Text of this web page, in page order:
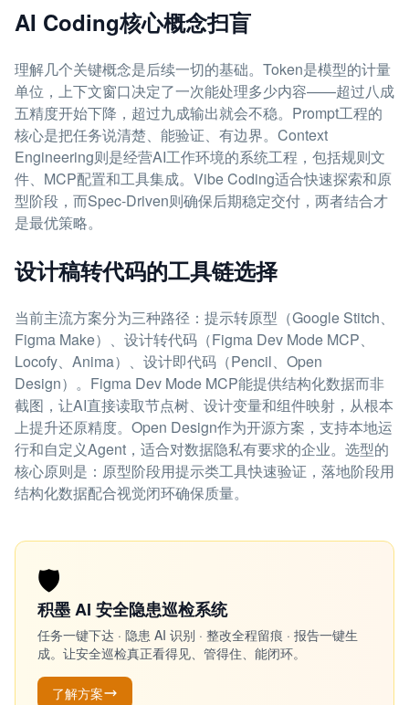
AI Coding核心概念扫盲
理解几个关键概念是后续一切的基础。Token是模型的计量
单位，上下文窗口决定了一次能处理多少内容——超过八成
五精度开始下降，超过九成输出就会不稳。Prompt工程的
核心是把任务说清楚、能验证、有边界。Context
Engineering则是经营AI工作环境的系统工程，包括规则文
件、MCP配置和工具集成。Vibe Coding适合快速探索和原
型阶段，而Spec-Driven则确保后期稳定交付，两者结合才
是最优策略。
设计稿转代码的工具链选择
当前主流方案分为三种路径：提示转原型（Google Stitch、
Figma Make）、设计转代码（Figma Dev Mode MCP、
Locofy、Anima）、设计即代码（Pencil、Open
Design）。Figma Dev Mode MCP能提供结构化数据而非
截图，让AI直接读取节点树、设计变量和组件映射，从根本
上提升还原精度。Open Design作为开源方案，支持本地运
行和自定义Agent，适合对数据隐私有要求的企业。选型的
核心原则是：原型阶段用提示类工具快速验证，落地阶段用
结构化数据配合视觉闭环确保质量。
🛡️
积墨 AI 安全隐患巡检系统
任务一键下达 · 隐患 AI 识别 · 整改全程留痕 · 报告一键生
成。让安全巡检真正看得见、管得住、能闭环。
了解方案